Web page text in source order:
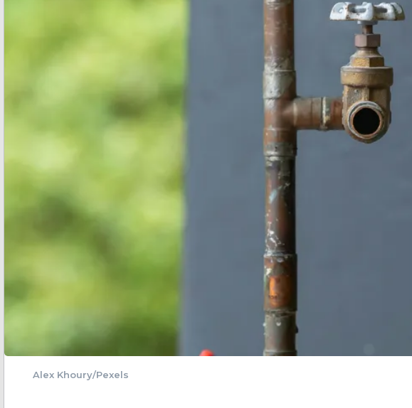
Alex Khoury/Pexels